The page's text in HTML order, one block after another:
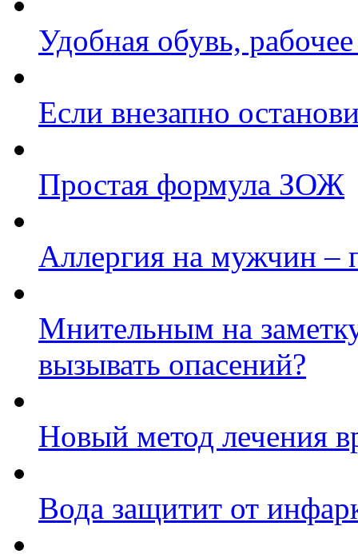
Удобная обувь,
Если внезапно
Простая формула ЗОЖ
Аллергия на мужчин –
Мнительным на
вызывать опасений?
Новый метод лечения
Вода защитит от